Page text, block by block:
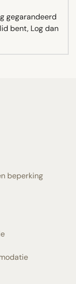
gegarandeerd
bent, Log dan
beperking